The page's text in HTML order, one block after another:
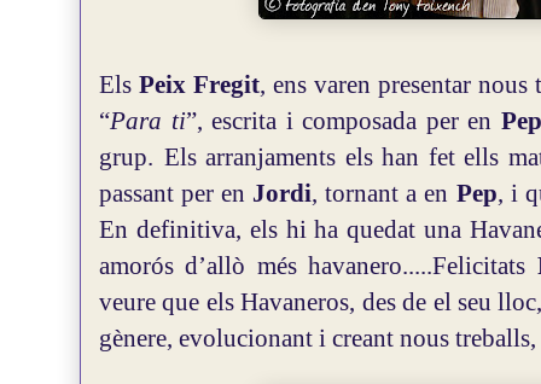
Els Peix Fregit, ens varen presentar
“Para ti”, escrita i composada per en
grup. Els arranjaments els han fet ells
passant per en Jordi, tornant a en Pep, i
En definitiva, els hi ha quedat una
amorós d’allò més havanero.....Felicitats
veure que els Havaneros, des de el seu
gènere, evolucionant i creant nous